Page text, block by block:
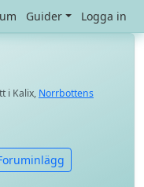
Guider Logga in
i Kalix, Norrbottens